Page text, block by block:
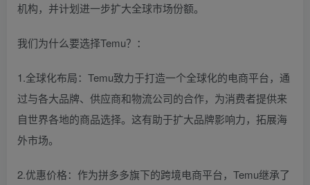
机构，并计划进一步扩大全球市场份额。
我们为什么要选择Temu？：
1.全球化布局：Temu致力于打造一个全球化的电商平台，通
过与各大品牌、供应商和物流公司的合作，为消费者提供来
自世界各地的商品选择。这有助于扩大品牌影响力，拓展海
外市场。
2.优惠价格：作为拼多多旗下的跨境电商平台，Temu继承了